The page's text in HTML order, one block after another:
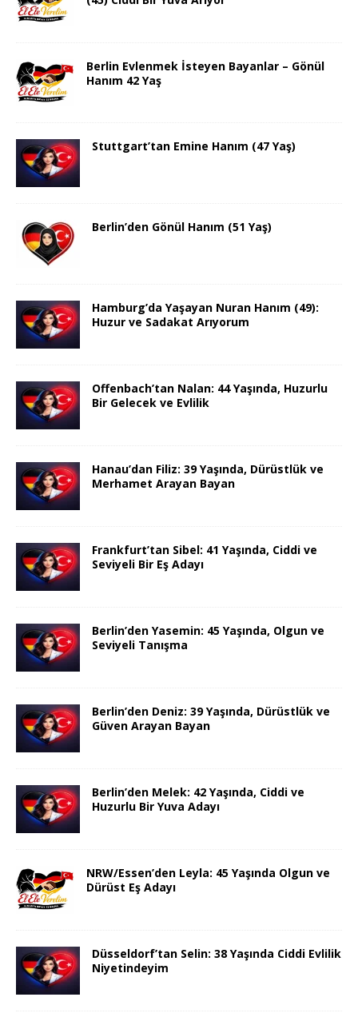
Berlin Evlenmek İsteyen Bayanlar – Gönül
Hanım 42 Yaş
Stuttgart’tan Emine Hanım (47 Yaş)
Berlin’den Gönül Hanım (51 Yaş)
Hamburg’da Yaşayan Nuran Hanım (49):
Huzur ve Sadakat Arıyorum
Offenbach’tan Nalan: 44 Yaşında, Huzurlu
Bir Gelecek ve Evlilik
Hanau’dan Filiz: 39 Yaşında, Dürüstlük ve
Merhamet Arayan Bayan
Frankfurt’tan Sibel: 41 Yaşında, Ciddi ve
Seviyeli Bir Eş Adayı
Berlin’den Yasemin: 45 Yaşında, Olgun ve
Seviyeli Tanışma
Berlin’den Deniz: 39 Yaşında, Dürüstlük ve
Güven Arayan Bayan
Berlin’den Melek: 42 Yaşında, Ciddi ve
Huzurlu Bir Yuva Adayı
NRW/Essen’den Leyla: 45 Yaşında Olgun ve
Dürüst Eş Adayı
Düsseldorf’tan Selin: 38 Yaşında Ciddi Evlilik
Niyetindeyim